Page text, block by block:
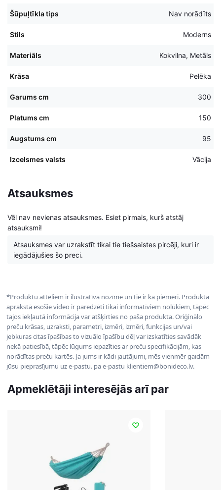
Šūpuļtīkla tips Nav norādīts
Stils Moderns
Materiāls Kokvilna, Metāls
Krāsa Pelēka
Garums cm 300
Platums cm 150
Augstums cm 95
Izcelsmes valsts Vācija
Atsauksmes
Vēl nav nevienas atsauksmes. Esiet pirmais, kurš atstāj
atsauksmi!
Atsauksmes var uzrakstīt tikai tie tiešsaistes pircēji, kuri ir
iegādājušies šo preci.
*Produktu attēliem ir ilustratīva nozīme un tie ir kā piemēri. Produkta
aprakstā esošie video ir paredzēti tikai informatīviem nolūkiem, tāpēc
tajos iekļautā informācija var atšķirties no paša produkta. Oriģinālo
preču krāsas, uzraksti, parametri, izmēri, izmēri, funkcijas un/vai
jebkuras citas īpašības to vizuālo īpašību dēļ var izskatīties savādāk
nekā patiesībā, tāpēc lūgums iepazīties ar preču specifikācijām, kas
norādītas preču kartēs. Ja jums ir kādi jautājumi, mēs vienmēr gaidām
jūsu pieprasījumu uz e-pastu. pa e-pastu klientiem@bonideco.lv.
Apmeklētāji interesējās arī par